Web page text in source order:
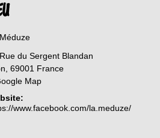
du Sergent Blandan
69001 France
Map
www.facebook.com/la.meduze/